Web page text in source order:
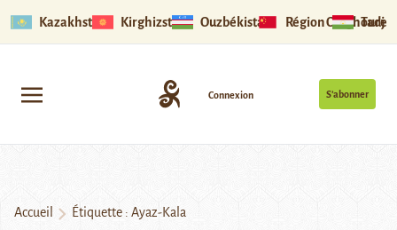
Kazakhstan Kirghizstan Ouzbékistan Région Ouïghoure
S’abonner
Connexion
Accueil Étiquette : Ayaz-Kala